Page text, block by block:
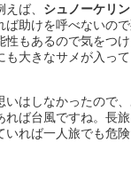
ば、 シュノーケリ
ば助けを呼べないの
もあるので気をつ
大きなサメが入っ
はしなかったので
ば台風ですね。長
れば一人旅でも危